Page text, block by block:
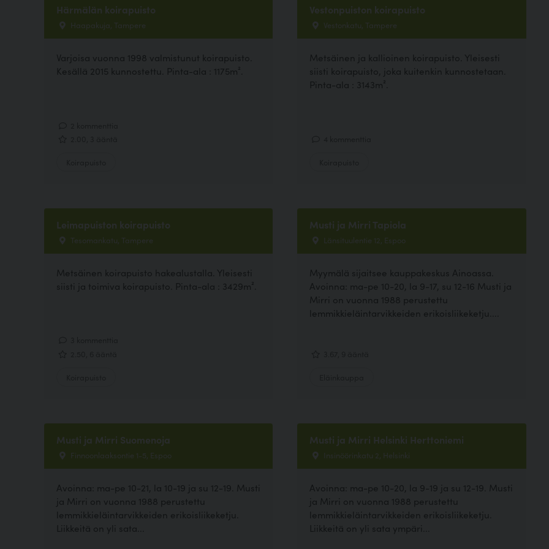
Härmälän koirapuisto
Haapakuja, Tampere
Varjoisa vuonna 1998 valmistunut koirapuisto.
Kesällä 2015 kunnostettu. Pinta-ala : 1175m².
Vestonpuiston koirapuisto
Vestonkatu, Tampere
Metsäinen ja kallioinen koirapuisto. Yleisesti
siisti koirapuisto, joka kuitenkin kunnostetaan.
Pinta-ala : 3143m².
Leimapuiston koirapuisto
Tesomankatu, Tampere
Metsäinen koirapuisto hakealustalla. Yleisesti
siisti ja toimiva koirapuisto. Pinta-ala : 3429m².
Musti ja Mirri Tapiola
Länsituulentie 12, Espoo
Myymälä sijaitsee kauppakeskus Ainoassa.
Avoinna: ma-pe 10-20, la 9-17, su 12-16 Musti ja
Mirri on vuonna 1988 perustettu
lemmikkieläintarvikkeiden erikoisliikeketju....
Musti ja Mirri Suomenoja
Finnoonlaaksontie 1-5, Espoo
Avoinna: ma-pe 10-21, la 10-19 ja su 12-19. Musti
ja Mirri on vuonna 1988 perustettu
lemmikkieläintarvikkeiden erikoisliikeketju.
Liikkeitä on yli sata...
Musti ja Mirri Helsinki Herttoniemi
Insinöörinkatu 2, Helsinki
Avoinna: ma-pe 10-20, la 9-19 ja su 12-19. Musti
ja Mirri on vuonna 1988 perustettu
lemmikkieläintarvikkeiden erikoisliikeketju.
Liikkeitä on yli sata ympäri...